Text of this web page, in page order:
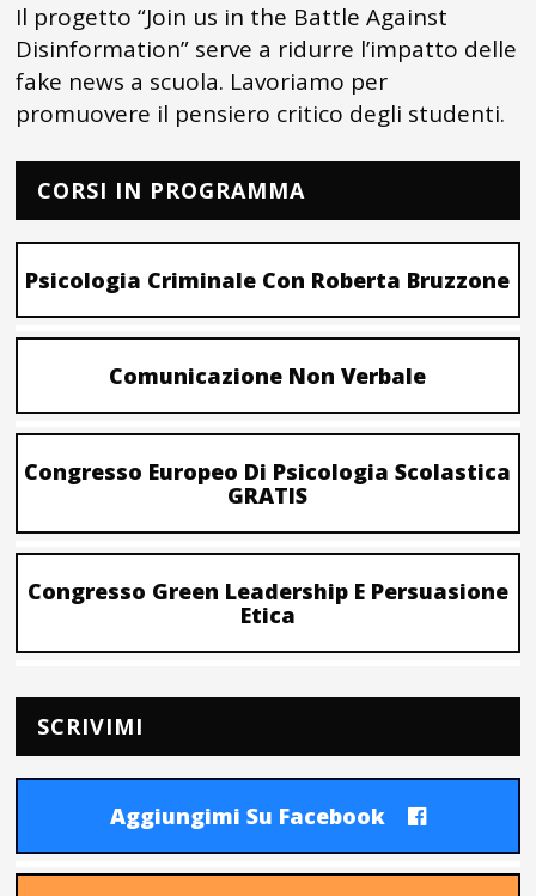
Il progetto “Join us in the Battle Against
Disinformation” serve a ridurre l’impatto delle
fake news a scuola. Lavoriamo per
promuovere il pensiero critico degli studenti.
CORSI IN PROGRAMMA
Psicologia Criminale Con Roberta Bruzzone
Comunicazione Non Verbale
Congresso Europeo Di Psicologia Scolastica
GRATIS
Congresso Green Leadership E Persuasione
Etica
SCRIVIMI
Aggiungimi Su Facebook